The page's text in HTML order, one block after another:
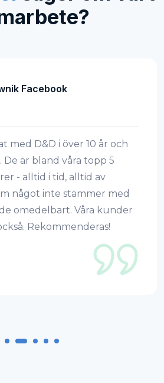
Facebook
med D&D i över 10 år och
De är bland våra topp 5
- alltid i tid, alltid av
något inte stämmer med
omedelbart. Våra kunder
Rekommenderas!